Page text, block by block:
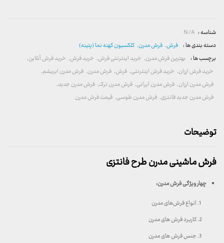
شناسه : N/A
دسته بندی ها : فرش, فرش مدرن, کلکسیون کهنه نما (پتینه)
برچسب ها : بهترین فرش مدرن, خرید اینترنتی فرش, خرید فرش, خرید فرش آنلاین,
خرید فرش ارزان, خرید فرش اینترنتی, فرش, فرش مدرن, فرش مدرن ابریشم,
فرش مدرن ارزان, فرش مدرن ایرانی, فرش مدرن ترک, فرش مدرن جدید,
فرش مدرن جدید فانتزی, فرش مدرن طوسی, قیمت فرش مدرن
توضیحات
فرش ماشینی مدرن طرح فانتزی
چهار ویژگی فرش مدرن:
انواع فرش‌های مدرن
کاربرد فرش های مدرن
جنس فرش های مدرن